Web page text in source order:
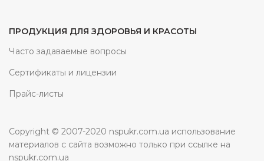
ПРОДУКЦИЯ ДЛЯ ЗДОРОВЬЯ И КРАСОТЫ
Часто задаваемые вопросы
Сертификаты и лицензии
Прайс-листы
Copyright © 2007-2020 nspukr.com.ua использование
материалов с сайта возможно только при ссылке на
nspukr.com.ua